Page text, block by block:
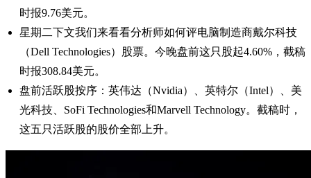
时报9.76美元。
星期二下文我们来看看分析师如何评电脑制造商戴尔科技
（Dell Technologies）股票。今晚盘前这只股起4.60%，截稿
时报308.84美元。
盘前活跃股按序：英伟达（Nvidia）、英特尔（Intel）、美
光科技、SoFi Technologies和Marvell Technology。截稿时，
这五只活跃股的股价全部上升。